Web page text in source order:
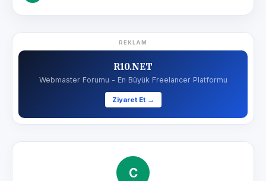
REKLAM
R10.NET
Webmaster Forumu - En Büyük Freelancer Platformu
Ziyaret Et →
C